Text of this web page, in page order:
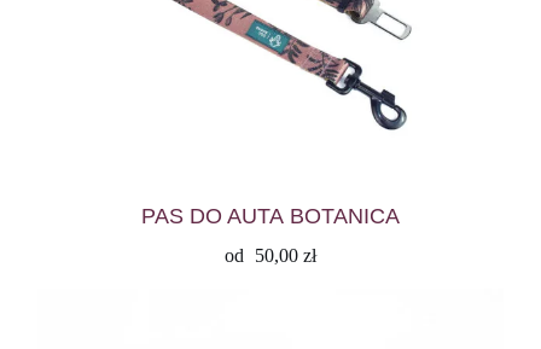
PAS DO AUTA BOTANICA
od 50,00 zł